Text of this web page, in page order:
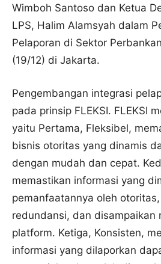
Wimboh Santoso dan Ketua
LPS, Halim Alamsyah dalam
Pelaporan di Sektor
(19/12) di Jakarta.
Pengembangan integrasi
pada prinsip FLEKSI. FLEKSI
yaitu Pertama, Fleksibel,
bisnis otoritas yang dinamis
dengan mudah dan cepat.
memastikan informasi yang
pemanfaatannya oleh
redundansi, dan disampaikan
platform. Ketiga, Konsisten,
informasi yang dilaporkan